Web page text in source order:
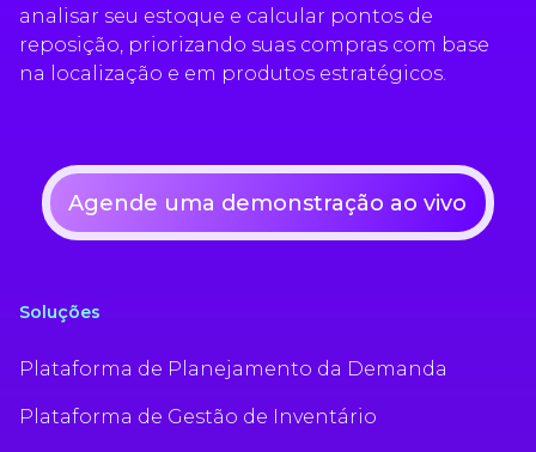
analisar seu estoque e calcular pontos de
reposição, priorizando suas compras com base
na localização e em produtos estratégicos.
Agende uma demonstração ao vivo
Soluções
Plataforma de Planejamento da Demanda
Plataforma de Gestão de Inventário